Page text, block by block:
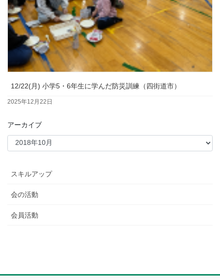
12/22(月) 小学5・6年生に学んだ防災訓練（四街道市）
2025年12月22日
アーカイブ
スキルアップ
会の活動
会員活動